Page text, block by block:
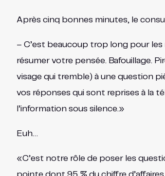
Après cinq bonnes minutes, le
– C’est beaucoup trop long pour les
résumer votre pensée. Bafouillage.
visage qui tremble) à une question
vos réponses qui sont reprises à la
l’information sous silence.»
Euh…
«C’est notre rôle de poser les